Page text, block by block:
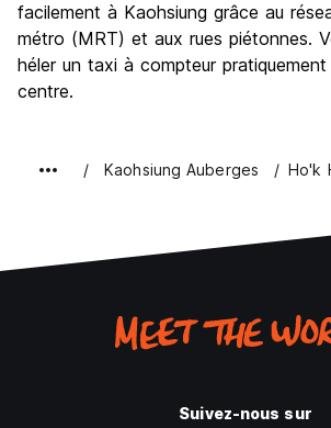
facilement à Kaohsiung grâce au
métro (MRT) et aux rues piétonnes.
héler un taxi à compteur
centre.
Kaohsiung Auberges Ho'k
Suivez-nous sur